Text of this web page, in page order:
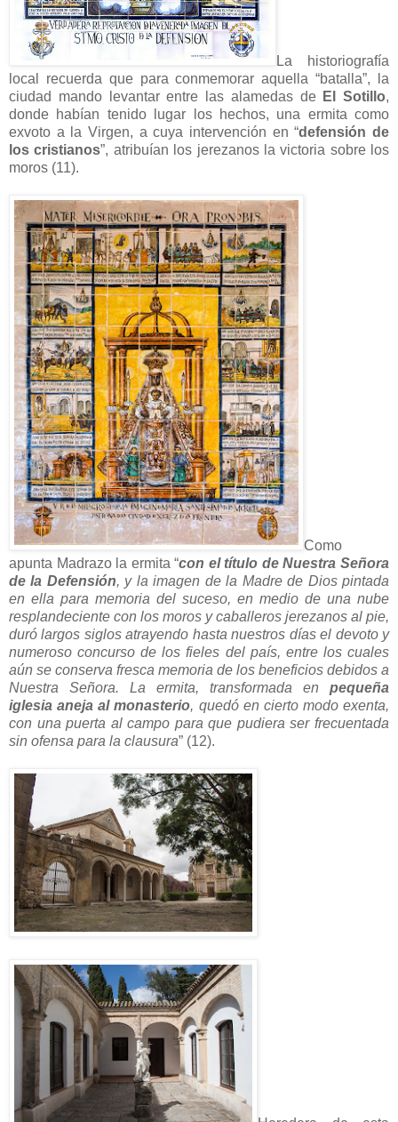
La historiografía
local recuerda que para conmemorar aquella “batalla”, la
ciudad mando levantar entre las alamedas de El Sotillo,
donde habían tenido lugar los hechos, una ermita como
exvoto a la Virgen, a cuya intervención en “defensión de
los cristianos”, atribuían los jerezanos la victoria sobre los
moros (11).
Como
apunta Madrazo la ermita “con el título de Nuestra Señora
de la Defensión, y la imagen de la Madre de Dios pintada
en ella para memoria del suceso, en medio de una nube
resplandeciente con los moros y caballeros jerezanos al pie,
duró largos siglos atrayendo hasta nuestros días el devoto y
numeroso concurso de los fieles del país, entre los cuales
aún se conserva fresca memoria de los beneficios debidos a
Nuestra Señora. La ermita, transformada en pequeña
iglesia aneja al monasterio, quedó en cierto modo exenta,
con una puerta al campo para que pudiera ser frecuentada
sin ofensa para la clausura” (12).